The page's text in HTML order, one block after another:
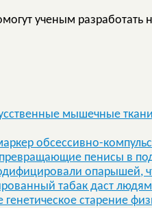
ученым
мышечные
обсессивно-
пенисы в
опарышей,
табак даст
старение